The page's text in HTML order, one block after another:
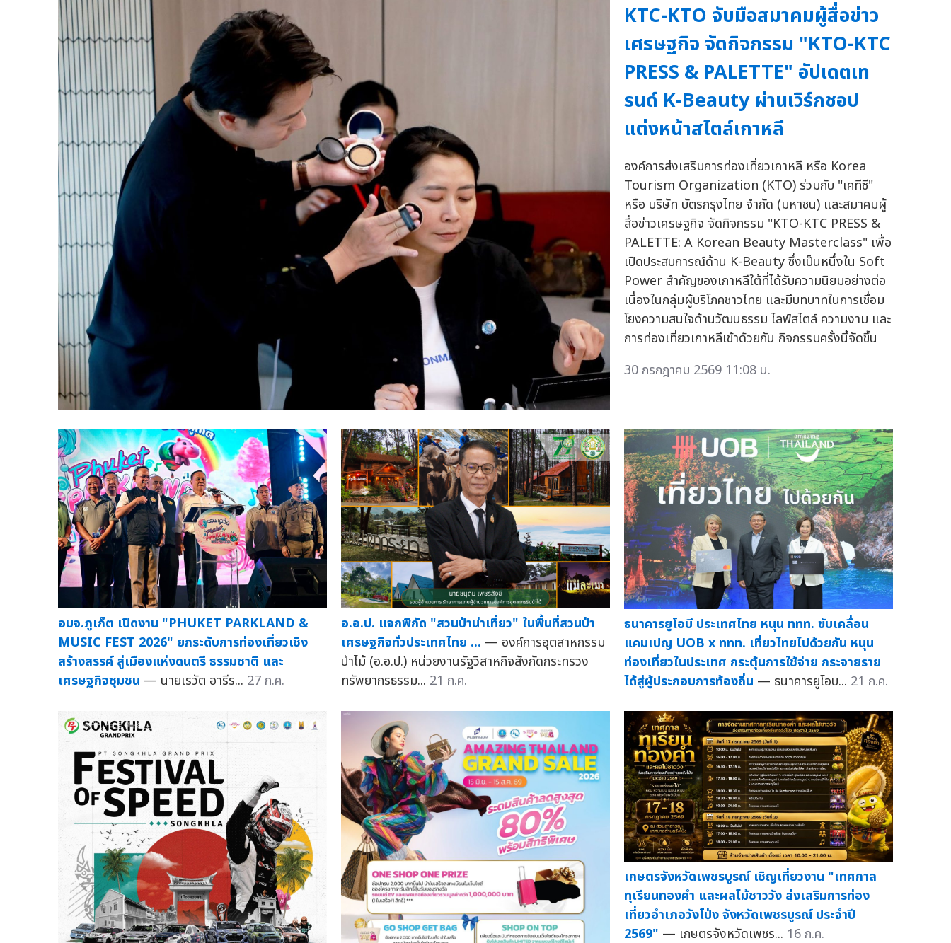
KTC-KTO จับมือสมาคมผู้สื่อข่าว
เศรษฐกิจ จัดกิจกรรม "KTO-KTC
PRESS & PALETTE" อัปเดตเท
รนด์ K-Beauty ผ่านเวิร์กชอป
แต่งหน้าสไตล์เกาหลี
องค์การส่งเสริมการท่องเที่ยวเกาหลี หรือ Korea
Tourism Organization (KTO) ร่วมกับ "เคทีซี"
หรือ บริษัท บัตรกรุงไทย จำกัด (มหาชน) และสมาคมผู้
สื่อข่าวเศรษฐกิจ จัดกิจกรรม "KTO-KTC PRESS &
PALETTE: A Korean Beauty Masterclass" เพื่อ
เปิดประสบการณ์ด้าน K-Beauty ซึ่งเป็นหนึ่งใน Soft
Power สำคัญของเกาหลีใต้ที่ได้รับความนิยมอย่างต่อ
เนื่องในกลุ่มผู้บริโภคชาวไทย และมีบทบาทในการเชื่อม
โยงความสนใจด้านวัฒนธรรม ไลฟ์สไตล์ ความงาม และ
การท่องเที่ยวเกาหลีเข้าด้วยกัน กิจกรรมครั้งนี้จัดขึ้น
30 กรกฎาคม 2569 11:08 น.
อบจ.ภูเก็ต เปิดงาน "PHUKET PARKLAND &
MUSIC FEST 2026" ยกระดับการท่องเที่ยวเชิง
สร้างสรรค์ สู่เมืองแห่งดนตรี ธรรมชาติ และ
เศรษฐกิจชุมชน — นายเรวัต อารีร... 27 ก.ค.
อ.อ.ป. แจกพิกัด "สวนป่าน่าเที่ยว" ในพื้นที่สวนป่า
เศรษฐกิจทั่วประเทศไทย ... — องค์การอุตสาหกรรม
ป่าไม้ (อ.อ.ป.) หน่วยงานรัฐวิสาหกิจสังกัดกระทรวง
ทรัพยากรธรรม... 21 ก.ค.
ธนาคารยูโอบี ประเทศไทย หนุน ททท. ขับเคลื่อน
แคมเปญ UOB x ททท. เที่ยวไทยไปด้วยกัน หนุน
ท่องเที่ยวในประเทศ กระตุ้นการใช้จ่าย กระจายราย
ได้สู่ผู้ประกอบการท้องถิ่น — ธนาคารยูโอบ... 21 ก.ค.
เกษตรจังหวัดเพชรบูรณ์ เชิญเที่ยวงาน "เทศกาล
ทุเรียนทองคำ และผลไม้ชาววัง ส่งเสริมการท่อง
เที่ยวอำเภอวังโป่ง จังหวัดเพชรบูรณ์ ประจำปี
2569" — เกษตรจังหวัดเพชร... 16 ก.ค.